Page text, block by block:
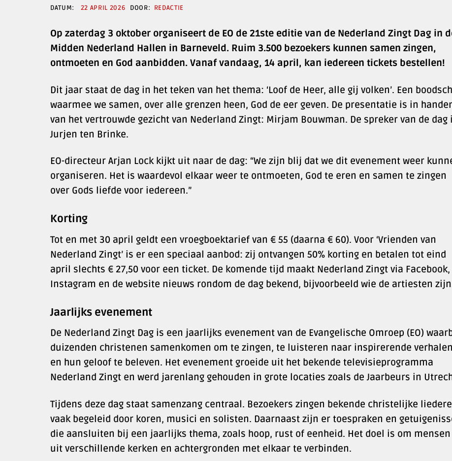
22 APRIL 2026 REDACTIE
Op zaterdag 3 oktober organiseert de EO de 21ste editie van de Nederland Zingt Dag in
Midden Nederland Hallen in Barneveld. Ruim 3.500 bezoekers kunnen samen zingen,
ontmoeten en God aanbidden. Vanaf vandaag, 14 april, kan iedereen tickets bestellen!
Dit jaar staat de dag in het teken van het thema: ‘Loof de Heer, alle gij volken’. Een
waarmee we samen, over alle grenzen heen, God de eer geven. De presentatie is in
van het vertrouwde gezicht van Nederland Zingt: Mirjam Bouwman. De spreker van de dag
Jurjen ten Brinke.
EO-directeur Arjan Lock kijkt uit naar de dag: “We zijn blij dat we dit evenement weer
organiseren. Het is waardevol elkaar weer te ontmoeten, God te eren en samen te zingen
over Gods liefde voor iedereen.”
Korting
Tot en met 30 april geldt een vroegboektarief van € 55 (daarna € 60). Voor ‘Vrienden van
Nederland Zingt’ is er een speciaal aanbod: zij ontvangen 50% korting en betalen tot eind
april slechts € 27,50 voor een ticket. De komende tijd maakt Nederland Zingt via Facebook,
Instagram en de website nieuws rondom de dag bekend, bijvoorbeeld wie de artiesten
Jaarlijks evenement
De Nederland Zingt Dag is een jaarlijks evenement van de Evangelische Omroep (EO)
duizenden christenen samenkomen om te zingen, te luisteren naar inspirerende verhalen
en hun geloof te beleven. Het evenement groeide uit het bekende televisieprogramma
Nederland Zingt en werd jarenlang gehouden in grote locaties zoals de Jaarbeurs in
Tijdens deze dag staat samenzang centraal. Bezoekers zingen bekende christelijke
vaak begeleid door koren, musici en solisten. Daarnaast zijn er toespraken en
die aansluiten bij een jaarlijks thema, zoals hoop, rust of eenheid. Het doel is om mensen
uit verschillende kerken en achtergronden met elkaar te verbinden.